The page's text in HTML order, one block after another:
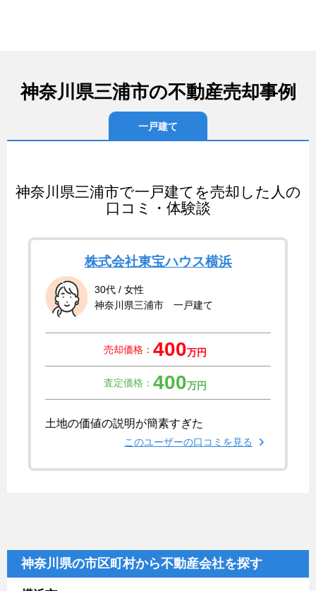
神奈川県三浦市の不動産売却事例
一戸建て
神奈川県三浦市で一戸建てを売却した人の
口コミ・体験談
株式会社東宝ハウス横浜
30代 / 女性
神奈川県三浦市 一戸建て
売却価格： 400万円
査定価格： 400万円
土地の価値の説明が簡素すぎた
このユーザーの口コミを見る
神奈川県の市区町村から不動産会社を探す